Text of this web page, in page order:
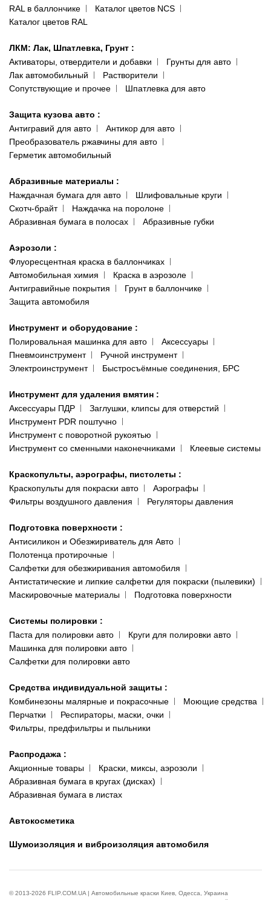
RAL в баллончике
Каталог цветов NCS
Каталог цветов RAL
ЛКМ: Лак, Шпатлевка, Грунт :
Активаторы, отвердители и добавки
Грунты для авто
Лак автомобильный
Растворители
Сопутствующие и прочее
Шпатлевка для авто
Защита кузова авто :
Антигравий для авто
Антикор для авто
Преобразователь ржавчины для авто
Герметик автомобильный
Абразивные материалы :
Наждачная бумага для авто
Шлифовальные круги
Скотч-брайт
Наждачка на поролоне
Абразивная бумага в полосах
Абразивные губки
Аэрозоли :
Флуоресцентная краска в баллончиках
Автомобильная химия
Краска в аэрозоле
Антигравийные покрытия
Грунт в баллончике
Защита автомобиля
Инструмент и оборудование :
Полировальная машинка для авто
Аксессуары
Пневмоинструмент
Ручной инструмент
Электроинструмент
Быстросъёмные соединения, БРС
Инструмент для удаления вмятин :
Аксессуары ПДР
Заглушки, клипсы для отверстий
Инструмент PDR поштучно
Инструмент с поворотной рукоятью
Инструмент со сменными наконечниками
Клеевые системы
Краскопульты, аэрографы, пистолеты :
Краскопульты для покраски авто
Аэрографы
Фильтры воздушного давления
Регуляторы давления
Подготовка поверхности :
Антисиликон и Обезжириватель для Авто
Полотенца протирочные
Салфетки для обезжиривания автомобиля
Антистатические и липкие салфетки для покраски (пылевики)
Маскировочные материалы
Подготовка поверхности
Системы полировки :
Паста для полировки авто
Круги для полировки авто
Машинка для полировки авто
Салфетки для полировки авто
Средства индивидуальной защиты :
Комбинезоны малярные и покрасочные
Моющие средства
Перчатки
Респираторы, маски, очки
Фильтры, предфильтры и пыльники
Распродажа :
Акционные товары
Краски, миксы, аэрозоли
Абразивная бумага в кругах (дисках)
Абразивная бумага в листах
Автокосметика
Шумоизоляция и виброизоляция автомобиля
© 2013-2026 FLIP.COM.UA | Автомобильные краски Киев, Одесса, Украина